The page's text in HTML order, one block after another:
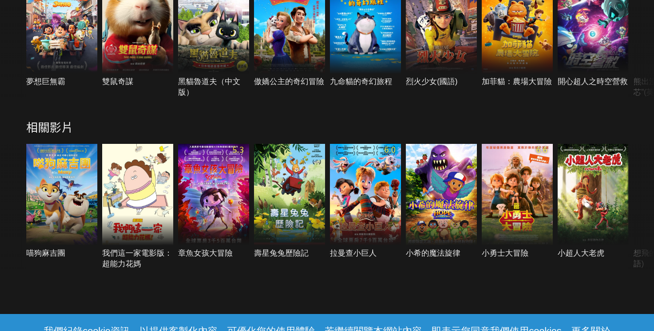
夢想巨無霸 雙鼠奇謀
黑貓魯道夫（中文
版）
傲嬌公主的奇幻冒險 九命貓的奇幻旅程 烈火少女(國語) 加菲貓：農場大冒險 開心超人之時空營救
熊出
芯”(
相關影片
喵狗麻吉團
我們這一家電影版：
超能力花媽
5.3
章魚女孩大冒險 壽星兔兔歷險記
6.0
拉曼查小巨人 小希的魔法旋律
6.6
小勇士大冒險 小超人大老虎
想飛
語)
線上客服 服務條款 隱私權保護